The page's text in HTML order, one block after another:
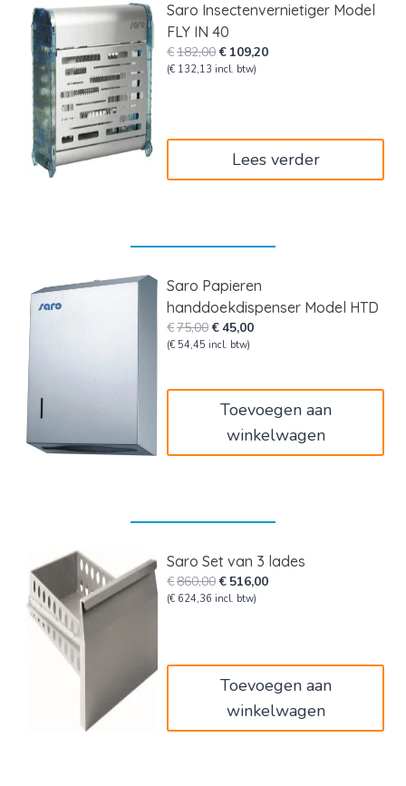
Saro Insectenvernietiger Model
FLY IN 40
€182,00Oorspronkelijke
prijs
€ 109,20Huidige
(€ 132,13 incl. btw)
Lees verder
Saro Papieren
handdoekdispenser Model HTD
€75,00Oorspronkelijke
prijs
€45,00Huidige
(€ 54,45 incl. btw)
Toevoegen aan
winkelwagen
Saro Set van 3 lades
€860,00Oorspronkelijke
prijs
€ 516,00Huidige
(€ 624,36 incl. btw)
Toevoegen aan
winkelwagen